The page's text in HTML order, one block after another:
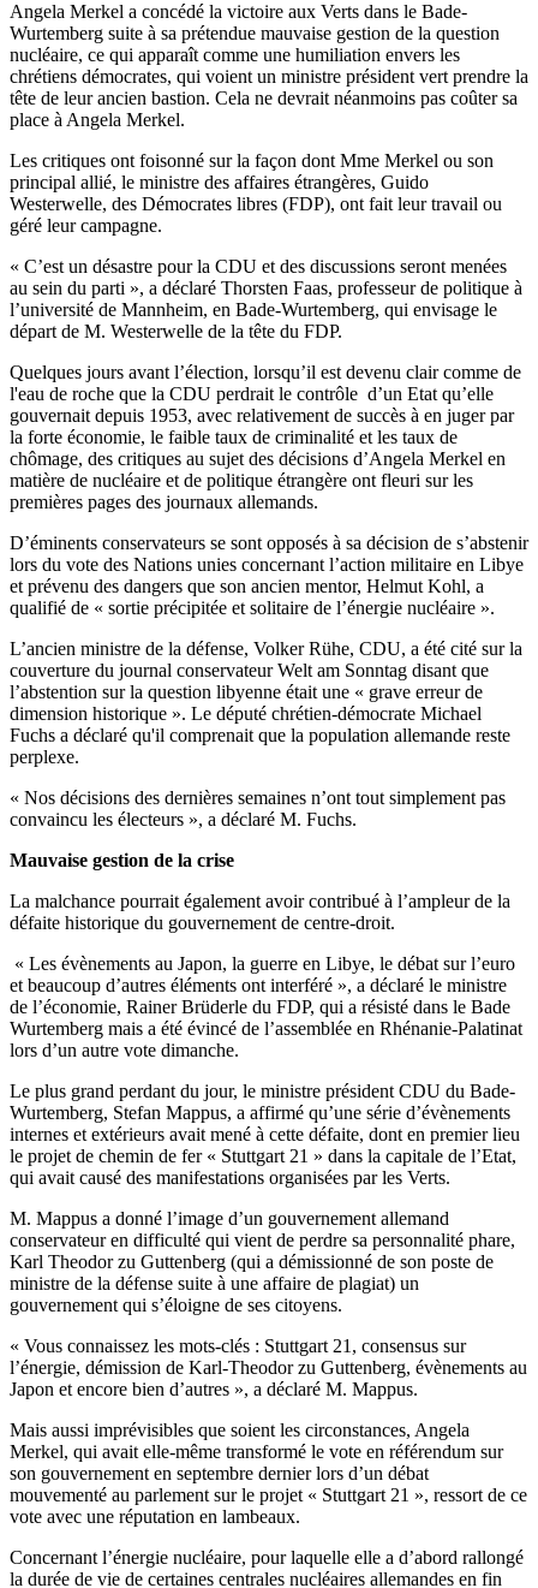
Angela Merkel a concédé la victoire aux Verts dans le Bade-
Wurtemberg suite à sa prétendue mauvaise gestion de la question
nucléaire, ce qui apparaît comme une humiliation envers les
chrétiens démocrates, qui voient un ministre président vert prendre la
tête de leur ancien bastion. Cela ne devrait néanmoins pas coûter sa
place à Angela Merkel.
Les critiques ont foisonné sur la façon dont Mme Merkel ou son
principal allié, le ministre des affaires étrangères, Guido
Westerwelle, des Démocrates libres (FDP), ont fait leur travail ou
géré leur campagne.
« C’est un désastre pour la CDU et des discussions seront menées
au sein du parti », a déclaré Thorsten Faas, professeur de politique à
l’université de Mannheim, en Bade-Wurtemberg, qui envisage le
départ de M. Westerwelle de la tête du FDP.
Quelques jours avant l’élection, lorsqu’il est devenu clair comme de
l'eau de roche que la CDU perdrait le contrôle d’un Etat qu’elle
gouvernait depuis 1953, avec relativement de succès à en juger par
la forte économie, le faible taux de criminalité et les taux de
chômage, des critiques au sujet des décisions d’Angela Merkel en
matière de nucléaire et de politique étrangère ont fleuri sur les
premières pages des journaux allemands.
D’éminents conservateurs se sont opposés à sa décision de s’abstenir
lors du vote des Nations unies concernant l’action militaire en Libye
et prévenu des dangers que son ancien mentor, Helmut Kohl, a
qualifié de « sortie précipitée et solitaire de l’énergie nucléaire ».
L’ancien ministre de la défense, Volker Rühe, CDU, a été cité sur la
couverture du journal conservateur Welt am Sonntag disant que
l’abstention sur la question libyenne était une « grave erreur de
dimension historique ». Le député chrétien-démocrate Michael
Fuchs a déclaré qu'il comprenait que la population allemande reste
perplexe.
« Nos décisions des dernières semaines n’ont tout simplement pas
convaincu les électeurs », a déclaré M. Fuchs.
Mauvaise gestion de la crise
La malchance pourrait également avoir contribué à l’ampleur de la
défaite historique du gouvernement de centre-droit.
« Les évènements au Japon, la guerre en Libye, le débat sur l’euro
et beaucoup d’autres éléments ont interféré », a déclaré le ministre
de l’économie, Rainer Brüderle du FDP, qui a résisté dans le Bade
Wurtemberg mais a été évincé de l’assemblée en Rhénanie-Palatinat
lors d’un autre vote dimanche.
Le plus grand perdant du jour, le ministre président CDU du Bade-
Wurtemberg, Stefan Mappus, a affirmé qu’une série d’évènements
internes et extérieurs avait mené à cette défaite, dont en premier lieu
le projet de chemin de fer « Stuttgart 21 » dans la capitale de l’Etat,
qui avait causé des manifestations organisées par les Verts.
M. Mappus a donné l’image d’un gouvernement allemand
conservateur en difficulté qui vient de perdre sa personnalité phare,
Karl Theodor zu Guttenberg (qui a démissionné de son poste de
ministre de la défense suite à une affaire de plagiat) un
gouvernement qui s’éloigne de ses citoyens.
« Vous connaissez les mots-clés : Stuttgart 21, consensus sur
l’énergie, démission de Karl-Theodor zu Guttenberg, évènements au
Japon et encore bien d’autres », a déclaré M. Mappus.
Mais aussi imprévisibles que soient les circonstances, Angela
Merkel, qui avait elle-même transformé le vote en référendum sur
son gouvernement en septembre dernier lors d’un débat
mouvementé au parlement sur le projet « Stuttgart 21 », ressort de ce
vote avec une réputation en lambeaux.
Concernant l’énergie nucléaire, pour laquelle elle a d’abord rallongé
la durée de vie de certaines centrales nucléaires allemandes en fin